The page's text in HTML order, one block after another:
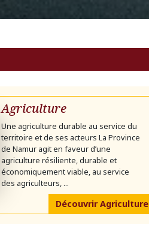
Agriculture
Une agriculture durable au service du
territoire et de ses acteurs La Province
de Namur agit en faveur d’une
agriculture résiliente, durable et
économiquement viable, au service
des agriculteurs, ...
Découvrir Agriculture